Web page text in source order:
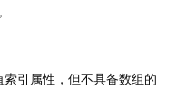
索引属性，但不具备数组的